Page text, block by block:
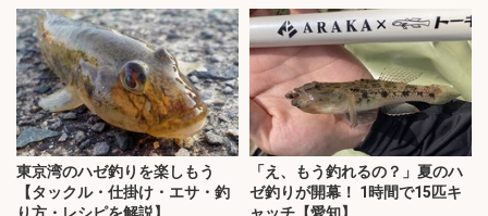
東京湾のハゼ釣りを楽しもう
【タックル・仕掛け・エサ・釣
「え、もう釣れるの？」夏のハ
ゼ釣りが開幕！ 1時間で15匹キ